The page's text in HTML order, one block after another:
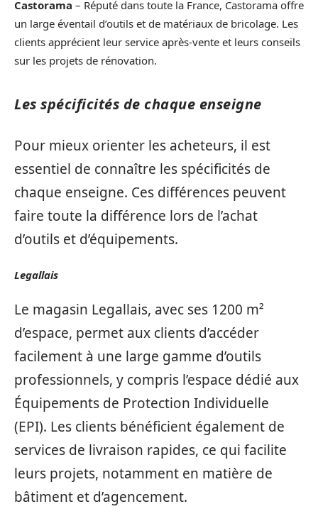
Castorama – Réputé dans toute la France, Castorama offre
un large éventail d’outils et de matériaux de bricolage. Les
clients apprécient leur service après-vente et leurs conseils
sur les projets de rénovation.
Les spécificités de chaque enseigne
Pour mieux orienter les acheteurs, il est
essentiel de connaître les spécificités de
chaque enseigne. Ces différences peuvent
faire toute la différence lors de l’achat
d’outils et d’équipements.
Legallais
Le magasin Legallais, avec ses 1200 m²
d’espace, permet aux clients d’accéder
facilement à une large gamme d’outils
professionnels, y compris l’espace dédié aux
Équipements de Protection Individuelle
(EPI). Les clients bénéficient également de
services de livraison rapides, ce qui facilite
leurs projets, notamment en matière de
bâtiment et d’agencement.